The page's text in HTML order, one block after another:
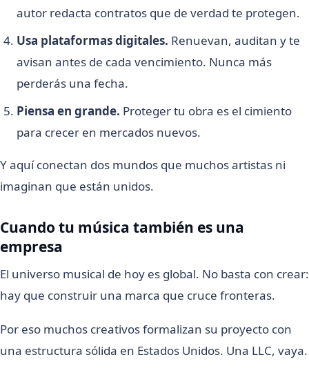
autor redacta contratos que de verdad te protegen.
Usa plataformas digitales. Renuevan, auditan y te
avisan antes de cada vencimiento. Nunca más
perderás una fecha.
Piensa en grande. Proteger tu obra es el cimiento
para crecer en mercados nuevos.
Y aquí conectan dos mundos que muchos artistas ni
imaginan que están unidos.
Cuando tu música también es una
empresa
El universo musical de hoy es global. No basta con crear:
hay que construir una marca que cruce fronteras.
Por eso muchos creativos formalizan su proyecto con
una estructura sólida en Estados Unidos. Una LLC, vaya.